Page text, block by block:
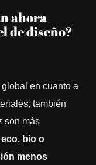
ahora
de diseño?
en cuanto a
también
son más
bio o
menos